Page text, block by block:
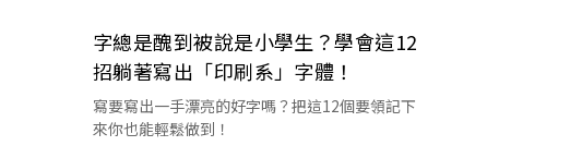
字總是醜到被說是小學生？學會這12
招躺著寫出「印刷系」字體！
寫要寫出一手漂亮的好字嗎？把這12個要領記下
來你也能輕鬆做到！